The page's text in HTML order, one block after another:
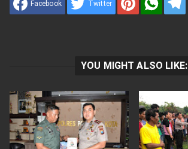
Facebook Twitter
YOU MIGHT ALSO LIKE: